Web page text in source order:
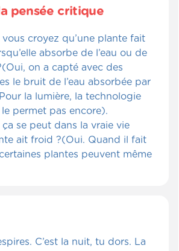
pensée critique
croyez qu’une plante fait
absorbe de l’eau ou de
on a capté avec des
le bruit de l’eau absorbée par
la lumière, la technologie
permet pas encore).
se peut dans la vraie vie
ait froid ?(Oui. Quand il fait
plantes peuvent même
C’est la nuit, tu dors. La